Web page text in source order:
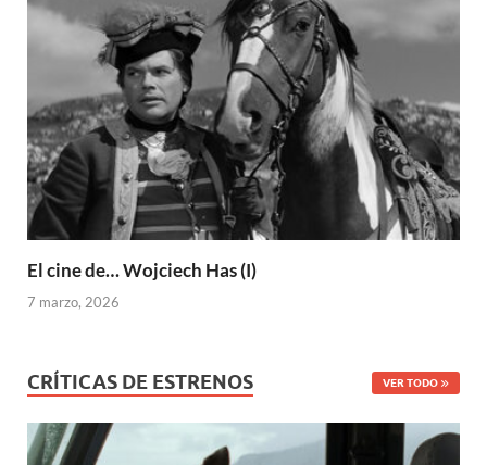
El cine de… Wojciech Has (I)
7 marzo, 2026
CRÍTICAS DE ESTRENOS VER TODO